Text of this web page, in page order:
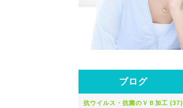
ブログ
抗ウイルス・抗菌のＶＢ加工 (37)